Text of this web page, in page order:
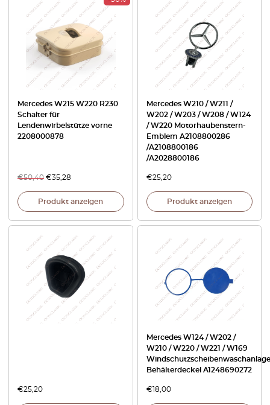
Mercedes W215 W220 R230
Schalter für
Lendenwirbelstütze vorne
2208000878
€50,40 €35,28
Produkt anzeigen
Mercedes W210 / W211 /
W202 / W203 / W208 / W124
/ W220 Motorhaubenstern-
Emblem A2108800286
/A2108800186
/A2028800186
€25,20
Produkt anzeigen
€25,20
Mercedes W124 / W202 /
W210 / W220 / W221 / W169
Windschutzscheibenwaschanlage
Behälterdeckel A1248690272
€18,00